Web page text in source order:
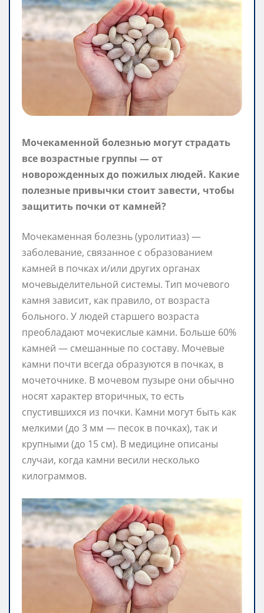
Мочекаменной болезнью могут страдать
все возрастные группы — от
новорожденных до пожилых людей. Какие
полезные привычки стоит завести, чтобы
защитить почки от камней?
Мочекаменная болезнь (уролитиаз) —
заболевание, связанное с образованием
камней в почках и/или других органах
мочевыделительной системы. Тип мочевого
камня зависит, как правило, от возраста
больного. У людей старшего возраста
преобладают мочекислые камни. Больше 60%
камней — смешанные по составу. Мочевые
камни почти всегда образуются в почках, в
мочеточнике. В мочевом пузыре они обычно
носят характер вторичных, то есть
спустившихся из почки. Камни могут быть как
мелкими (до 3 мм — песок в почках), так и
крупными (до 15 см). В медицине описаны
случаи, когда камни весили несколько
килограммов.